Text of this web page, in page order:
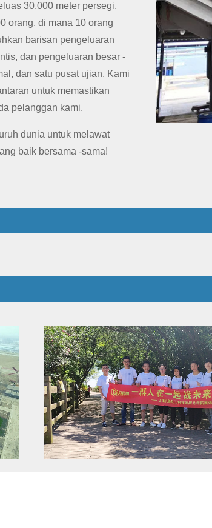
30,000 meter persegi,
orang, di mana 10 orang
barisan pengeluaran
dan pengeluaran besar -
dan satu pusat ujian. Kami
untuk memastikan
pelanggan kami.
dunia untuk melawat
baik bersama -sama!